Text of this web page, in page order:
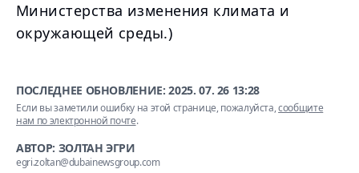
Министерства изменения климата и
окружающей среды.)
ПОСЛЕДНЕЕ ОБНОВЛЕНИЕ:2025. 07. 26 13:28
Если вы заметили ошибку на этой странице, пожалуйста,сообщите
нам по электронной почте.
АВТОР: ЗОЛТАН ЭГРИ
egri.zoltan@dubainewsgroup.com